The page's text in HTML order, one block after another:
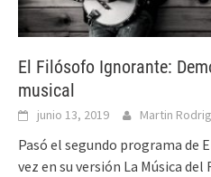
El Filósofo Ignorante:
musical
junio 13, 2019 Martin
Pasó el segundo programa de
vez en su versión La Música